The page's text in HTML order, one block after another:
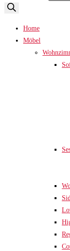
Home
Möbel